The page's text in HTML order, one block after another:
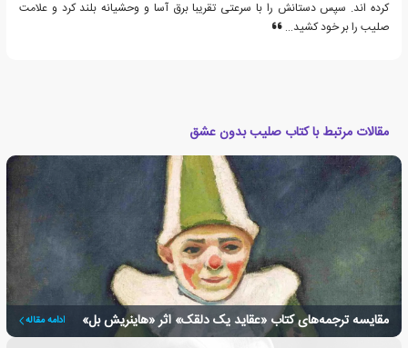
کرده اند. سپس دستانش را با سرعتی تقریبا برق آسا و وحشیانه بلند کرد و علامت
صلیب را بر خود کشید…
مقالات مرتبط با کتاب صلیب بدون عشق
مقایسه ترجمه‌های کتاب «عقاید یک دلقک» اثر «هاینریش بل» ادامه مقاله